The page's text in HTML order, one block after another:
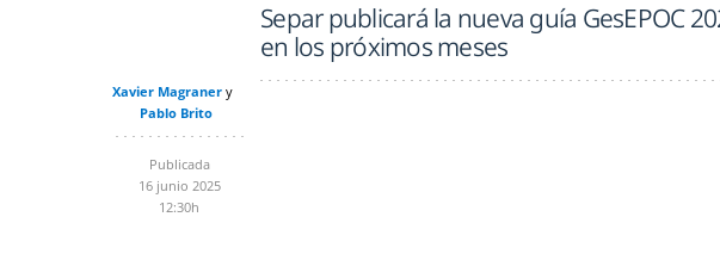
Separ publicará la nueva guía GesEPOC
en los próximos meses
Xavier Magraner
Pablo Brito
Publicada
16 junio 2025
12:30h